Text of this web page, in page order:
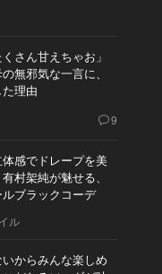
くさん甘えちゃお」
無邪気な一言に、
理由
9
感でドレープを美
村架純が魅せる、
ブラックコーデ
ル
からみんな楽しめ